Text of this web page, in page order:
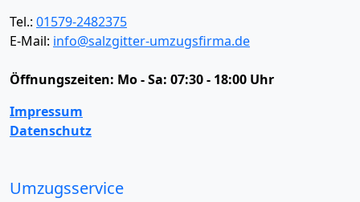
Tel.: 01579-2482375
E-Mail: info@salzgitter-umzugsfirma.de
Öffnungszeiten: Mo - Sa: 07:30 - 18:00 Uhr
Impressum
Datenschutz
Umzugsservice